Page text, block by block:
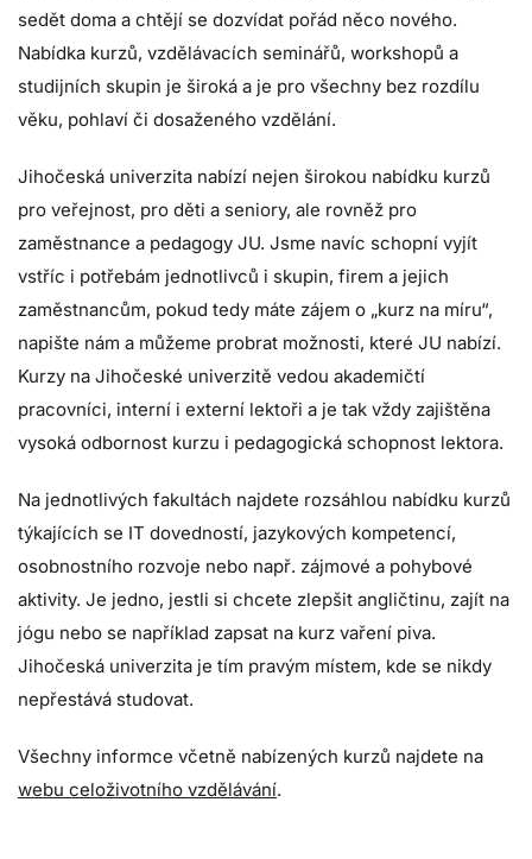
sedět doma a chtějí se dozvídat pořád něco nového.
Nabídka kurzů, vzdělávacích seminářů, workshopů a
studijních skupin je široká a je pro všechny bez rozdílu
věku, pohlaví či dosaženého vzdělání.
Jihočeská univerzita nabízí nejen širokou nabídku kurzů
pro veřejnost, pro děti a seniory, ale rovněž pro
zaměstnance a pedagogy JU. Jsme navíc schopní vyjít
vstříc i potřebám jednotlivců i skupin, firem a jejich
zaměstnancům, pokud tedy máte zájem o „kurz na míru“,
napište nám a můžeme probrat možnosti, které JU nabízí.
Kurzy na Jihočeské univerzitě vedou akademičtí
pracovníci, interní i externí lektoři a je tak vždy zajištěna
vysoká odbornost kurzu i pedagogická schopnost lektora.
Na jednotlivých fakultách najdete rozsáhlou nabídku kurzů
týkajících se IT dovedností, jazykových kompetencí,
osobnostního rozvoje nebo např. zájmové a pohybové
aktivity. Je jedno, jestli si chcete zlepšit angličtinu, zajít na
jógu nebo se například zapsat na kurz vaření piva.
Jihočeská univerzita je tím pravým místem, kde se nikdy
nepřestává studovat.
Všechny informce včetně nabízených kurzů najdete na
webu celoživotního vzdělávání.